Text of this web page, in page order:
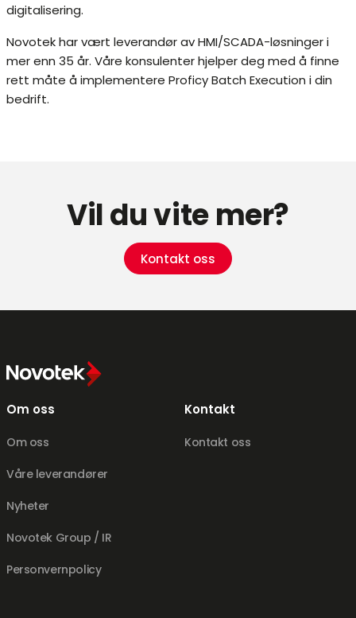
digitalisering.
Novotek har vært leverandør av HMI/SCADA-løsninger i
mer enn 35 år. Våre konsulenter hjelper deg med å finne
rett måte å implementere Proficy Batch Execution i din
bedrift.
Vil du vite mer?
Kontakt oss
Om oss
Om oss
Våre leverandører
Nyheter
Novotek Group / IR
Personvernpolicy
Kontakt
Kontakt oss